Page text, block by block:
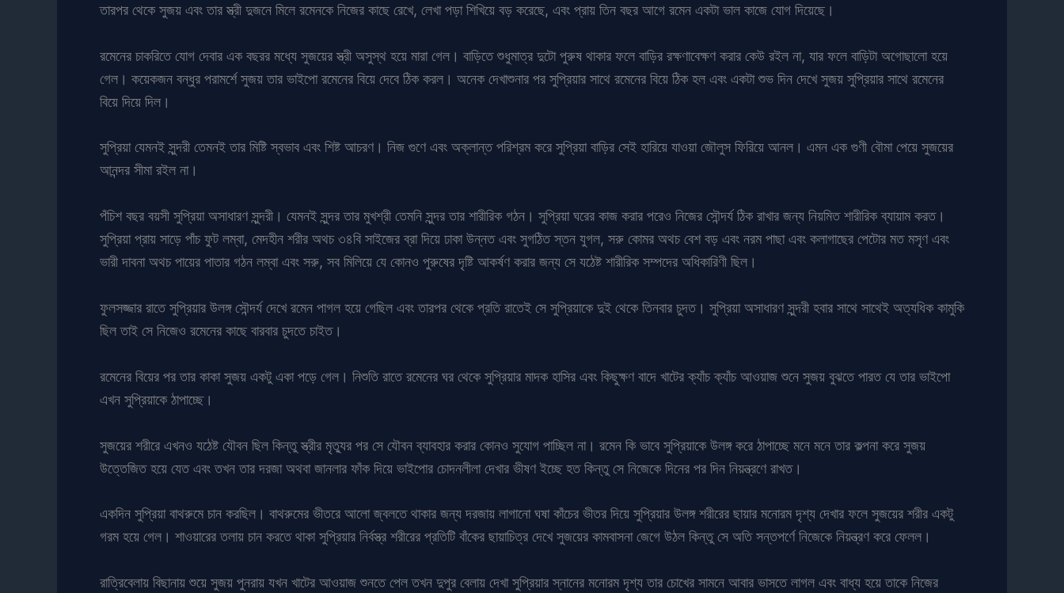
তারপর থেকে সুজয় এবং তার স্ত্রী দুজনে মিলে রমেনকে নিজের কাছে রেখে, লেখা পড়া শিখিয়ে বড় করেছে, এবং প্রায় তিন বছর আগে রমেন একটা ভাল কাজে যোগ দিয়েছে।
রমেনের চাকরিতে যোগ দেবার এক বছরর মধ্যে সুজয়ের স্ত্রী অসুস্থ হয়ে মারা গেল। বাড়িতে শুধুমাত্র দুটো পুরুষ থাকার ফলে বাড়ির রক্ষণাবেক্ষণ করার কেউ রইল না, যার ফলে বাড়িটা অগোছালো হয়ে
গেল। কয়েকজন বন্ধুর পরামর্শে সুজয় তার ভাইপো রমেনের বিয়ে দেবে ঠিক করল। অনেক দেখাশুনার পর সুপ্রিয়ার সাথে রমেনের বিয়ে ঠিক হল এবং একটা শুভ দিন দেখে সুজয় সুপ্রিয়ার সাথে রমেনের
বিয়ে দিয়ে দিল।
সুপ্রিয়া যেমনই সুন্দরী তেমনই তার মিষ্টি স্বভাব এবং শিষ্ট আচরণ। নিজ গুণে এবং অক্লান্ত পরিশ্রম করে সুপ্রিয়া বাড়ির সেই হারিয়ে যাওয়া জৌলুস ফিরিয়ে আনল। এমন এক গুণী বৌমা পেয়ে সুজয়ের
আনন্দর সীমা রইল না।
পঁচিশ বছর বয়সী সুপ্রিয়া অসাধারণ সুন্দরী। যেমনই সুন্দর তার মুখশ্রী তেমনি সুন্দর তার শারীরিক গঠন। সুপ্রিয়া ঘরের কাজ করার পরেও নিজের সৌন্দর্য ঠিক রাখার জন্য নিয়মিত শারীরিক ব্যায়াম করত।
সুপ্রিয়া প্রায় সাড়ে পাঁচ ফুট লম্বা, মেদহীন শরীর অথচ ৩৪বি সাইজের ব্রা দিয়ে ঢাকা উন্নত এবং সুগঠিত স্তন যুগল, সরু কোমর অথচ বেশ বড় এবং নরম পাছা এবং কলাগাছের পেটোর মত মসৃণ এবং
ভারী দাবনা অথচ পায়ের পাতার গঠন লম্বা এবং সরু, সব মিলিয়ে যে কোনও পুরুষের দৃষ্টি আকর্ষণ করার জন্য সে যঠেষ্ট শারীরিক সম্পদের অধিকারিণী ছিল।
ফুলসজ্জার রাতে সুপ্রিয়ার উলঙ্গ সৌন্দর্য দেখে রমেন পাগল হয়ে গেছিল এবং তারপর থেকে প্রতি রাতেই সে সুপ্রিয়াকে দুই থেকে তিনবার চুদত। সুপ্রিয়া অসাধারণ সুন্দরী হবার সাথে সাথেই অত্যধিক কামুকি
ছিল তাই সে নিজেও রমেনের কাছে বারবার চুদতে চাইত।
রমেনের বিয়ের পর তার কাকা সুজয় একটু একা পড়ে গেল। নিশুতি রাতে রমেনের ঘর থেকে সুপ্রিয়ার মাদক হাসির এবং কিছুক্ষণ বাদে খাটের ক্যাঁচ ক্যাঁচ আওয়াজ শুনে সুজয় বুঝতে পারত যে তার ভাইপো
এখন সুপ্রিয়াকে ঠাপাচ্ছে।
সুজয়ের শরীরে এখনও যঠেষ্ট যৌবন ছিল কিন্তু স্ত্রীর মৃত্যুর পর সে যৌবন ব্যাবহার করার কোনও সুযোগ পাচ্ছিল না। রমেন কি ভাবে সুপ্রিয়াকে উলঙ্গ করে ঠাপাচ্ছে মনে মনে তার কল্পনা করে সুজয়
উত্তেজিত হয়ে যেত এবং তখন তার দরজা অথবা জানলার ফাঁক দিয়ে ভাইপোর চোদনলীলা দেখার ভীষণ ইচ্ছে হত কিন্তু সে নিজেকে দিনের পর দিন নিয়ন্ত্রণে রাখত।
একদিন সুপ্রিয়া বাথরুমে চান করছিল। বাথরুমের ভীতরে আলো জ্বলতে থাকার জন্য দরজায় লাগানো ঘষা কাঁচের ভীতর দিয়ে সুপ্রিয়ার উলঙ্গ শরীরের ছায়ার মনোরম দৃশ্য দেখার ফলে সুজয়ের শরীর একটু
গরম হয়ে গেল। শাওয়ারের তলায় চান করতে থাকা সুপ্রিয়ার নির্বস্ত্র শরীরের প্রতিটি বাঁকের ছায়াচিত্র দেখে সুজয়ের কামবাসনা জেগে উঠল কিন্তু সে অতি সন্তপর্ণে নিজেকে নিয়ন্ত্রণ করে ফেলল।
রাত্রিবেলায় বিছানায় শুয়ে সুজয় পুনরায় যখন খাটের আওয়াজ শুনতে পেল তখন দুপুর বেলায় দেখা সুপ্রিয়ার স্নানের মনোরম দৃশ্য তার চোখের সামনে আবার ভাসতে লাগল এবং বাধ্য হয়ে তাকে নিজের